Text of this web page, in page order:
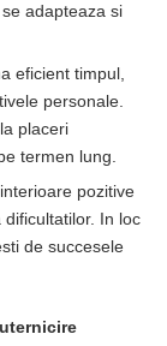
adapteaza si
eficient timpul,
personale.
placeri
termen lung.
pozitive
In loc
de succesele